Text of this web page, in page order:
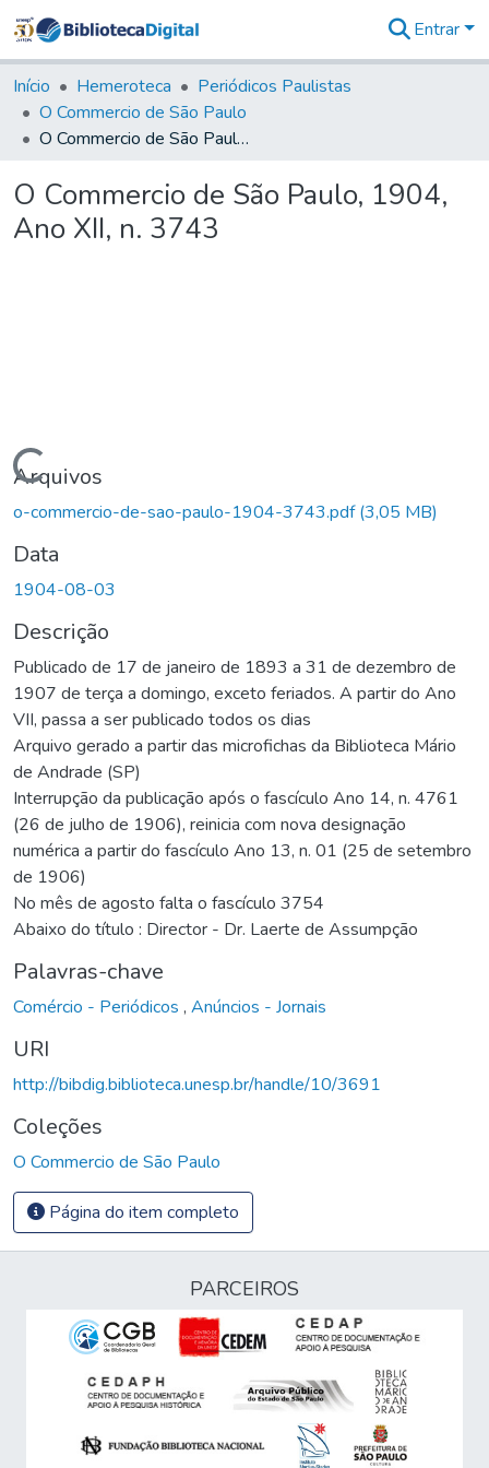
&
Coleções
Tudo na
Biblioteca
Estatísticas
Entrar
Início Hemeroteca
Periódicos Paulistas
O Commercio de São Paulo
O Commercio de São Paulo, 1904, Ano XII, n. 3743
O Commercio de São Paulo, 1904,
Ano XII, n. 3743
Carregando...
Arquivos
o-commercio-de-sao-paulo-1904-3743.pdf(3,05 MB)
Data
1904-08-03
Descrição
Publicado de 17 de janeiro de 1893 a 31 de dezembro de
1907 de terça a domingo, exceto feriados. A partir do Ano
VII, passa a ser publicado todos os dias
Arquivo gerado a partir das microfichas da Biblioteca Mário
de Andrade (SP)
Interrupção da publicação após o fascículo Ano 14, n. 4761
(26 de julho de 1906), reinicia com nova designação
numérica a partir do fascículo Ano 13, n. 01 (25 de setembro
de 1906)
No mês de agosto falta o fascículo 3754
Abaixo do título : Director - Dr. Laerte de Assumpção
Palavras-chave
Comércio - Periódicos , Anúncios - Jornais
URI
http://bibdig.biblioteca.unesp.br/handle/10/3691
Coleções
O Commercio de São Paulo
Página do item completo
PARCEIROS